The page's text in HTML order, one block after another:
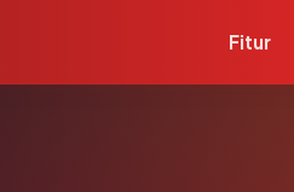
Fitur